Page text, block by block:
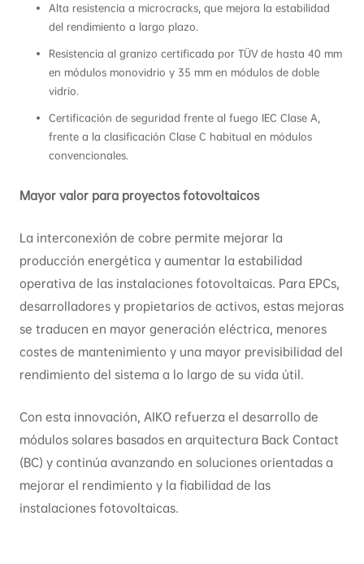
Alta resistencia a microcracks, que mejora la estabilidad
del rendimiento a largo plazo.
Resistencia al granizo certificada por TÜV de hasta 40 mm
en módulos monovidrio y 35 mm en módulos de doble
vidrio.
Certificación de seguridad frente al fuego IEC Clase A,
frente a la clasificación Clase C habitual en módulos
convencionales.
Mayor valor para proyectos fotovoltaicos
La interconexión de cobre permite mejorar la
producción energética y aumentar la estabilidad
operativa de las instalaciones fotovoltaicas. Para EPCs,
desarrolladores y propietarios de activos, estas mejoras
se traducen en mayor generación eléctrica, menores
costes de mantenimiento y una mayor previsibilidad del
rendimiento del sistema a lo largo de su vida útil.
Con esta innovación, AIKO refuerza el desarrollo de
módulos solares basados en arquitectura Back Contact
(BC) y continúa avanzando en soluciones orientadas a
mejorar el rendimiento y la fiabilidad de las
instalaciones fotovoltaicas.